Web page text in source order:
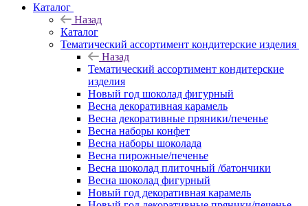
Каталог
Назад
Каталог
Тематический ассортимент кондитерские изделия
Назад
Тематический ассортимент кондитерские
изделия
Новый год шоколад фигурный
Весна декоративная карамель
Весна декоративные пряники/печенье
Весна наборы конфет
Весна наборы шоколада
Весна пирожные/печенье
Весна шоколад плиточный /батончики
Весна шоколад фигурный
Новый год декоративная карамель